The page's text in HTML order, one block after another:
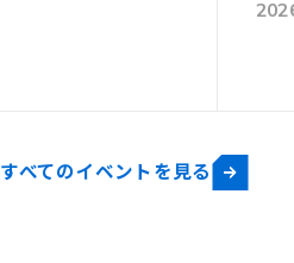
すべてのイベントを見る